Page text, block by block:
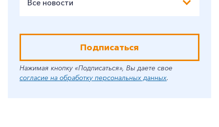
Все новости
Подписаться
Нажимая кнопку «Подписаться», Вы даете свое
согласие на обработку персональных данных.